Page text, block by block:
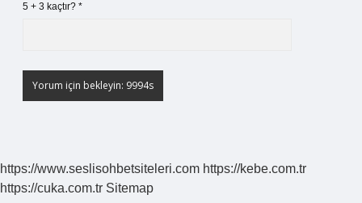
5 + 3 kaçtır? *
https://www.seslisohbetsiteleri.com https://kebe.com.tr
https://cuka.com.tr Sitemap